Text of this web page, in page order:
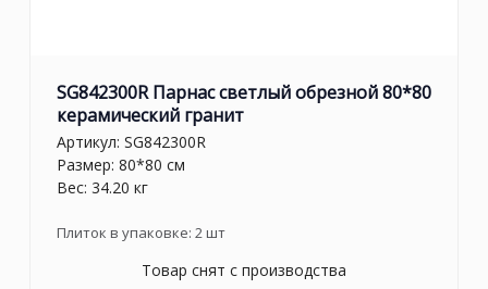
SG842300R Парнас светлый обрезной 80*80
керамический гранит
Артикул: SG842300R
Размер: 80*80 см
Вес: 34.20 кг
Плиток в упаковке: 2шт
Товар снят с производства